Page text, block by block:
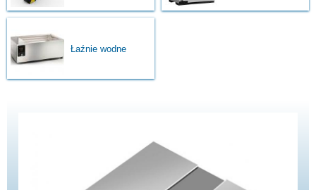
Łaźnie wodne